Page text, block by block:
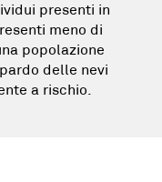
presenti in
meno di
popolazione
delle nevi
a rischio.